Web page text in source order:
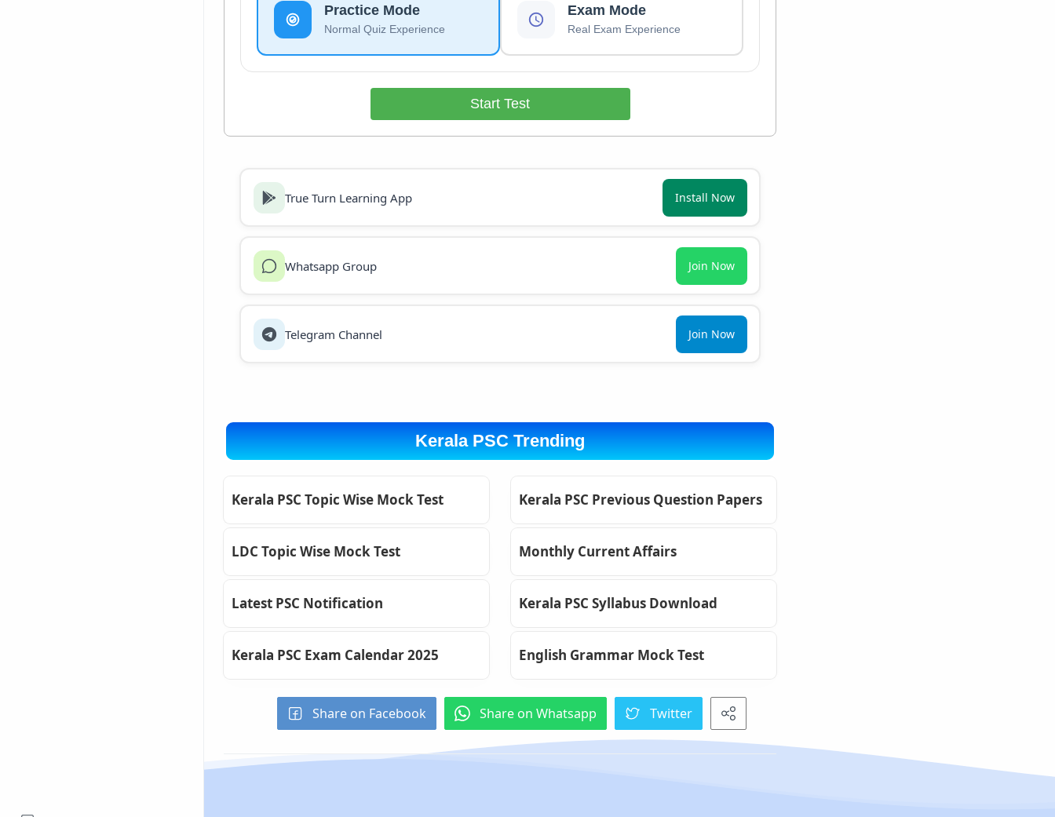
Practice Mode
Normal Quiz Experience
Exam Mode
Real Exam Experience
Start Test
True Turn Learning App Install Now
Whatsapp Group Join Now
Telegram Channel Join Now
Kerala PSC Trending
Kerala PSC Topic Wise Mock Test Kerala PSC Previous Question Papers
LDC Topic Wise Mock Test Monthly Current Affairs
Latest PSC Notification Kerala PSC Syllabus Download
Kerala PSC Exam Calendar 2025 English Grammar Mock Test